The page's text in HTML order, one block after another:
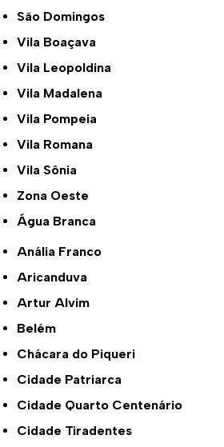
São Domingos
Vila Boaçava
Vila Leopoldina
Vila Madalena
Vila Pompeia
Vila Romana
Vila Sônia
Zona Oeste
Água Branca
Anália Franco
Aricanduva
Artur Alvim
Belém
Chácara do Piqueri
Cidade Patriarca
Cidade Quarto Centenário
Cidade Tiradentes